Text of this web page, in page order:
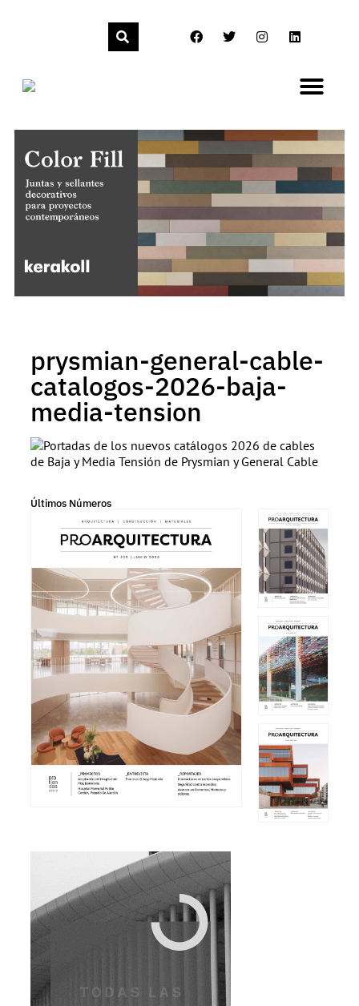
prysmian-general-cable-
catalogos-2026-baja-
media-tension
Últimos Números